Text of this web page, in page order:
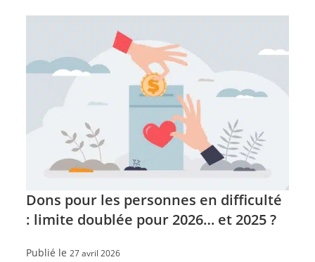
Dons pour les personnes en difficulté
: limite doublée pour 2026… et 2025 ?
Publié le 27 avril 2026